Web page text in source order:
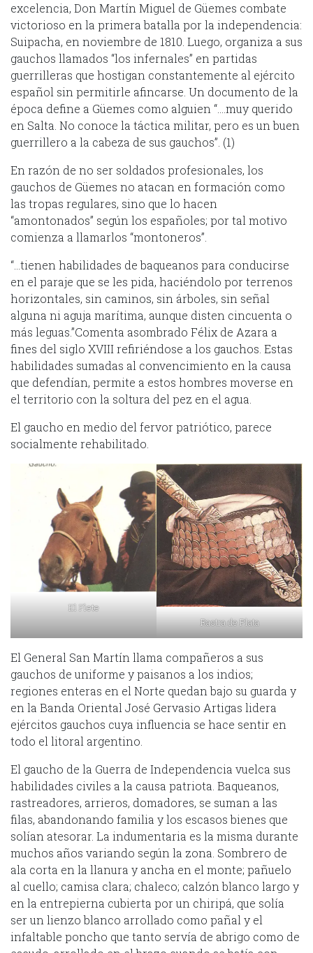
excelencia, Don Martín Miguel de Güemes combate
victorioso en la primera batalla por la independencia:
Suipacha, en noviembre de 1810. Luego, organiza a sus
gauchos llamados “los infernales” en partidas
guerrilleras que hostigan constantemente al ejército
español sin permitirle afincarse. Un documento de la
época define a Güemes como alguien “….muy querido
en Salta. No conoce la táctica militar, pero es un buen
guerrillero a la cabeza de sus gauchos”. (1)
En razón de no ser soldados profesionales, los
gauchos de Güemes no atacan en formación como
las tropas regulares, sino que lo hacen
“amontonados” según los españoles; por tal motivo
comienza a llamarlos “montoneros”.
“…tienen habilidades de baqueanos para conducirse
en el paraje que se les pida, haciéndolo por terrenos
horizontales, sin caminos, sin árboles, sin señal
alguna ni aguja marítima, aunque disten cincuenta o
más leguas.”Comenta asombrado Félix de Azara a
fines del siglo XVIII refiriéndose a los gauchos. Estas
habilidades sumadas al convencimiento en la causa
que defendían, permite a estos hombres moverse en
el territorio con la soltura del pez en el agua.
El gaucho en medio del fervor patriótico, parece
socialmente rehabilitado.
El Flete
Rastra de Plata
El General San Martín llama compañeros a sus
gauchos de uniforme y paisanos a los indios;
regiones enteras en el Norte quedan bajo su guarda y
en la Banda Oriental José Gervasio Artigas lidera
ejércitos gauchos cuya influencia se hace sentir en
todo el litoral argentino.
El gaucho de la Guerra de Independencia vuelca sus
habilidades civiles a la causa patriota. Baqueanos,
rastreadores, arrieros, domadores, se suman a las
filas, abandonando familia y los escasos bienes que
solían atesorar. La indumentaria es la misma durante
muchos años variando según la zona. Sombrero de
ala corta en la llanura y ancha en el monte; pañuelo
al cuello; camisa clara; chaleco; calzón blanco largo y
en la entrepierna cubierta por un chiripá, que solía
ser un lienzo blanco arrollado como pañal y el
infaltable poncho que tanto servía de abrigo como de